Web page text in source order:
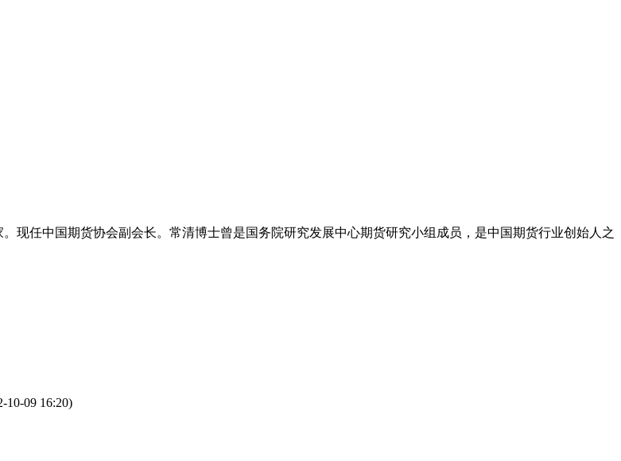
现任中国期货协会副会长。常清博士曾是国务院研究发展中心期货研究小组成员，是中国期货行业创始人之
10-09 16:20)